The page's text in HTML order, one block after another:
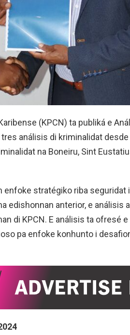
(KPCN) ta publiká e
análisis di kriminalidat
na Boneiru, Sint
enfoke stratégiko riba seguridat
edishonnan anterior, e análisis
di KPCN. E análisis ta ofresé
pa enfoke konhunto i